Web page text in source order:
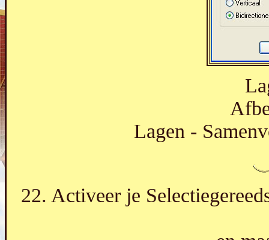
Lagen -
22. Activeer je